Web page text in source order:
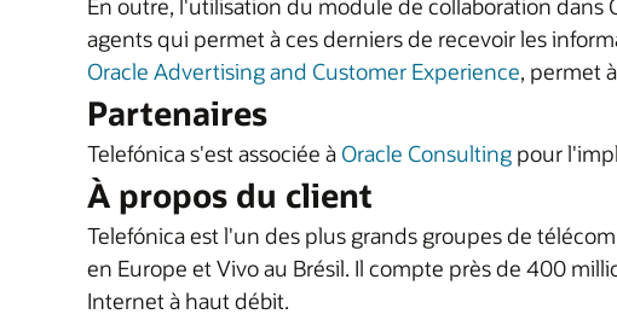
En outre, l'utilisation du module de collaboration
agents qui permet à ces derniers de recevoir les
Oracle Advertising and Customer Experience, permet
Partenaires
Telefónica s'est associée à Oracle Consulting pour
À propos du client
Telefónica est l'un des plus grands groupes de
en Europe et Vivo au Brésil. Il compte près de 400
Internet à haut débit.